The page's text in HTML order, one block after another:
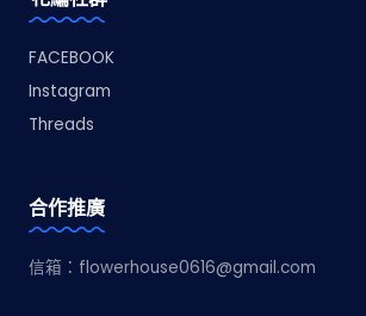
FACEBOOK
Instagram
Threads
合作推廣
信箱： flowerhouse0616@gmail.com